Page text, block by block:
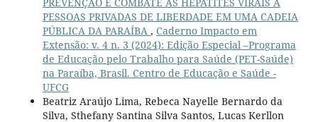
PESSOAS PRIVADAS DE LIBERDADE EM UMA CADEIA
PÚBLICA DA PARAÍBA , Caderno Impacto em
Extensão: v. 4 n. 3 (2024): Edição Especial –Programa
de Educação pelo Trabalho para Saúde (PET-Saúde)
na Paraíba, Brasil. Centro de Educação e Saúde -
UFCG
Beatriz Araújo Lima, Rebeca Nayelle Bernardo da
Silva, Sthefany Santina Silva Santos, Lucas Kerllon